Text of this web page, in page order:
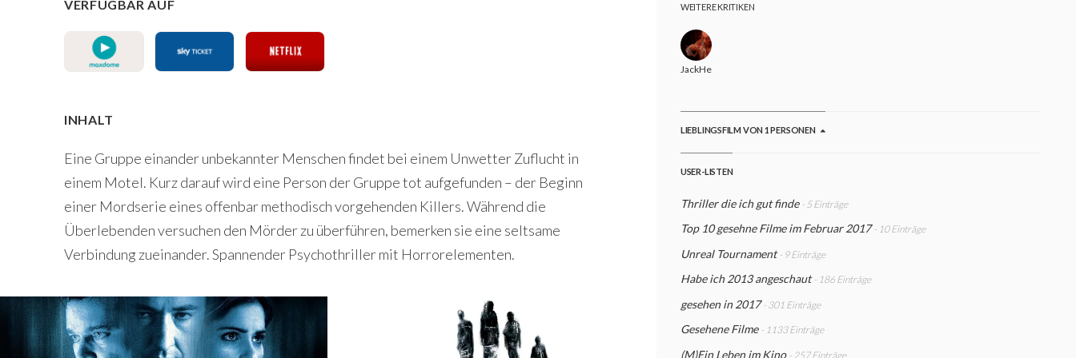
VERFÜGBAR AUF
INHALT
Eine Gruppe einander unbekannter Menschen findet bei einem Unwetter Zuflucht in
einem Motel. Kurz darauf wird eine Person der Gruppe tot aufgefunden – der Beginn
einer Mordserie eines offenbar methodisch vorgehenden Killers. Während die
Überlebenden versuchen den Mörder zu überführen, bemerken sie eine seltsame
Verbindung zueinander. Spannender Psychothriller mit Horrorelementen.
WEITERE KRITIKEN
JackHerer
LIEBLINGSFILM VON 1 PERSONEN
USER-LISTEN
Thriller die ich gut finde - 5 Einträge
Top 10 gesehne Filme im Februar 2017 - 10 Einträge
Unreal Tournament - 9 Einträge
Habe ich 2013 angeschaut - 186 Einträge
gesehen in 2017 - 301 Einträge
Gesehene Filme - 1133 Einträge
(M)Ein Leben im Kino - 257 Einträge